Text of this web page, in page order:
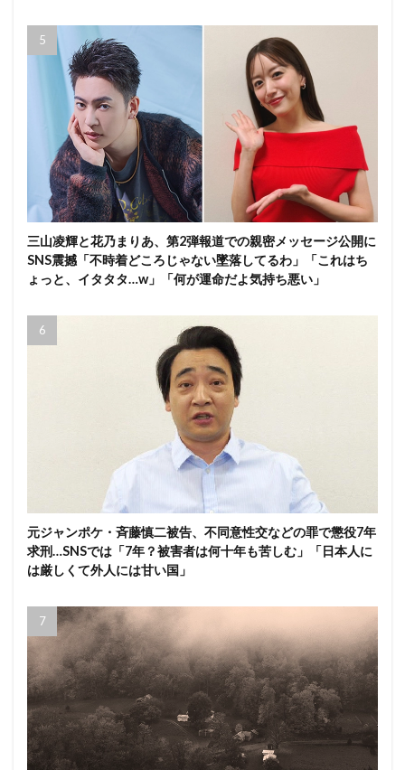
三山凌輝と花乃まりあ、第2弾報道での親密メッセージ公開に
SNS震撼「不時着どころじゃない墜落してるわ」「これはち
ょっと、イタタタ…w」「何が運命だよ気持ち悪い」
元ジャンポケ・斉藤慎二被告、不同意性交などの罪で懲役7年
求刑…SNSでは「7年？被害者は何十年も苦しむ」「日本人に
は厳しくて外人には甘い国」